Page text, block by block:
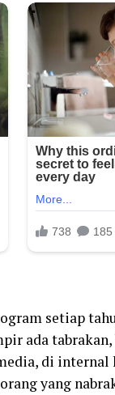
setiap
ada
di
yang